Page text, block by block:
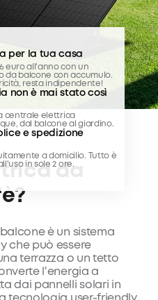
per la tua casa
euro all'anno con un
da balcone con accumulo.
resta indipendente!
non è mai stato così
centrale elettrica
dal balcone al giardino.
e spedizione
a domicilio. Tutto è
in sole 2 ore.
da
è un sistema
che può essere
terrazza o un tetto
l'energia a
dai pannelli solari in